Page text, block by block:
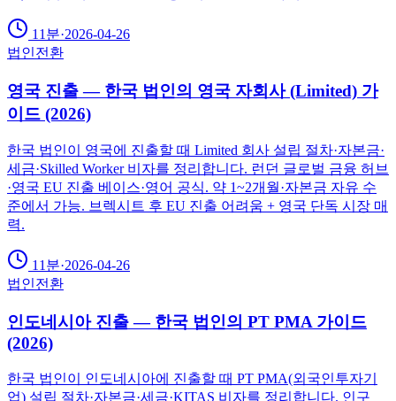
11분·2026-04-26
법인전환
영국 진출 — 한국 법인의 영국 자회사 (Limited) 가
이드 (2026)
한국 법인이 영국에 진출할 때 Limited 회사 설립 절차·자본금·
세금·Skilled Worker 비자를 정리합니다. 런던 글로벌 금융 허브
·영국 EU 진출 베이스·영어 공식. 약 1~2개월·자본금 자유 수
준에서 가능. 브렉시트 후 EU 진출 어려움 + 영국 단독 시장 매
력.
11분·2026-04-26
법인전환
인도네시아 진출 — 한국 법인의 PT PMA 가이드
(2026)
한국 법인이 인도네시아에 진출할 때 PT PMA(외국인투자기
업) 설립 절차·자본금·세금·KITAS 비자를 정리합니다. 인구